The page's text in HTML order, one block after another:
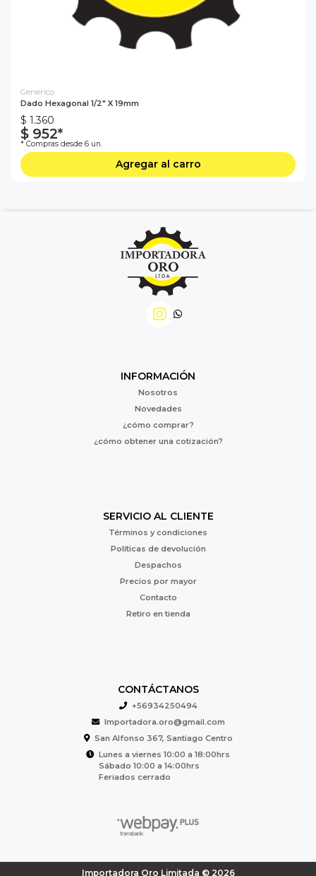
Generico
Dado Hexagonal 1/2" X 19mm
$ 1.360
$ 952*
* Compras desde 6 un.
Agregar al carro
INFORMACIÓN
Nosotros
Novedades
¿cómo comprar?
¿cómo obtener una cotización?
SERVICIO AL CLIENTE
Términos y condiciones
Políticas de devolución
Despachos
Precios por mayor
Contacto
Retiro en tienda
CONTÁCTANOS
+56934250494
Importadora.oro@gmail.com
San Alfonso 367, Santiago Centro
Lunes a viernes 10:00 a 18:00hrs
Sábado 10:00 a 14:00hrs
Feriados cerrado
Importadora Oro Limitada © 2026